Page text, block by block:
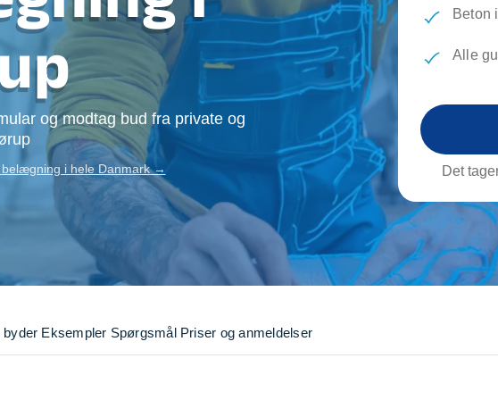
Opsætning af skillevæg
Tømrer
Træfældning
Tunge løft
TV installation og opsætning
Underholdning
Vinduespudsning
Se alle...
og modtag bud fra private og
i hele Danmark →
Beton
Alle
Det
byder Eksempler Spørgsmål Priser og anmeldelser